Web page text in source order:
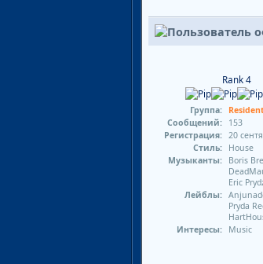
Rank 4
Группа:
Сообщений:
153
Регистрация:
20
Стиль:
House
Музыканты:
Boris
Eric
Лейблы:
Pryda
Интересы:
Music